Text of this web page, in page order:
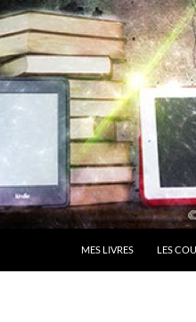
MES LIVRES LES